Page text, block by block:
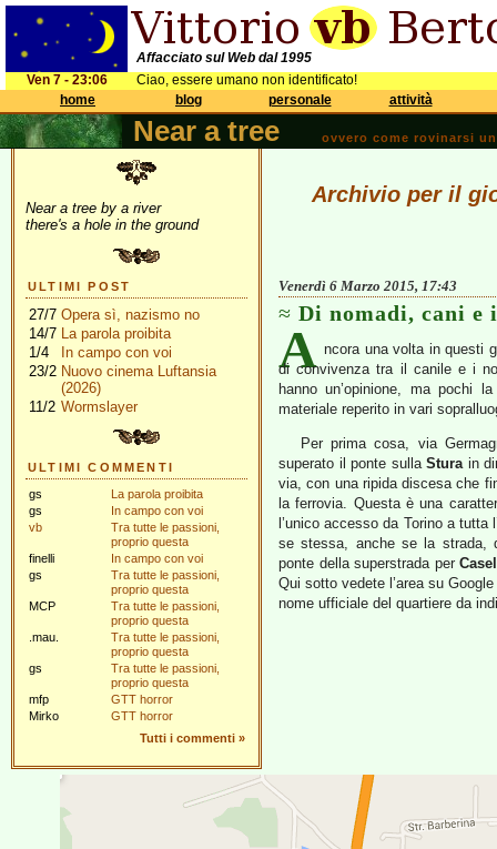
Affacciato sul Web dal 1995
Ven 7 - 23:06
Ciao, essere umano non identificato!
home
blog personale attività
Near a tree ovvero come rovinarsi
Near a tree by a river
there's a hole in the ground
ULTIMI POST
27/7 Opera sì, nazismo no
14/7 La parola proibita
1/4
In campo con voi
23/2 Nuovo cinema Luftansia
(2026)
11/2 Wormslayer
ULTIMI COMMENTI
gs
La parola proibita
gs
In campo con voi
vb
Tra tutte le passioni,
proprio questa
finelli
In campo con voi
gs
Tra tutte le passioni,
proprio questa
MCP
Tra tutte le passioni,
proprio questa
.mau.
Tra tutte le passioni,
proprio questa
gs
Tra tutte le passioni,
proprio questa
mfp
GTT horror
Mirko
GTT horror
Tutti i commenti »
Archivio per il
Venerdì 6 Marzo 2015, 17:43
Di nomadi, cani e
A ncora una volta in questi
di convivenza tra il canile e i
hanno un’opinione, ma pochi
materiale reperito in vari
Per prima cosa, via
superato il ponte sullaSturain
via, con una ripida discesa che
la ferrovia. Questa è una
l’unico accesso da Torino a
se stessa, anche se la strada,
ponte della superstrada per
Qui sotto vedete l’area su
nome ufficiale del quartiere da